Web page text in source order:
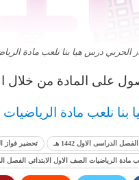
الحربي درس هيا بنا نلعب مادة
على المادة من خلال
نلعب مادة الرياضيات
الفصل الدراسى الاول 1442 هـ تحضير فواز
الرياضيات الصف الاول الابتدائي الفصل الدراسى